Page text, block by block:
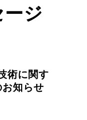
ジ
術に関す
知らせ